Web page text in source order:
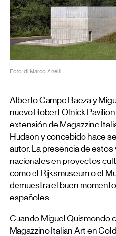
Foto di Marco Anelli.
Alberto Campo Baeza y
nuevo Robert Olnick
extensión de Magazzino
Hudson y concebido hace
autor. La presencia de
nacionales en proyectos
como el Rijksmuseum o el
demuestra el buen
españoles.
Cuando Miguel Quismondo
Magazzino Italian Art en